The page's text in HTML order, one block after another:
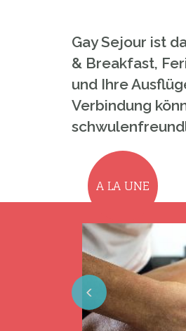
Gay Sejour ist
& Breakfast,
und Ihre
Verbindung
A LA UNE
Previous